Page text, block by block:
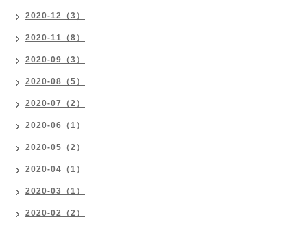
2020-12（3）
2020-11（8）
2020-09（3）
2020-08（5）
2020-07（2）
2020-06（1）
2020-05（2）
2020-04（1）
2020-03（1）
2020-02（2）